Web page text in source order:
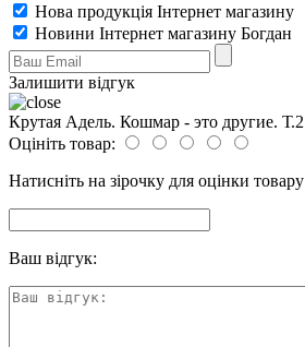
Нова продукція Інтернет магазину
Новини Інтернет магазину Богдан
Залишити відгук
Крутая Адель. Кошмар - это другие. Т.2
Оцініть товар:
Натисніть на зірочку для оцінки товару
Ваш відгук: